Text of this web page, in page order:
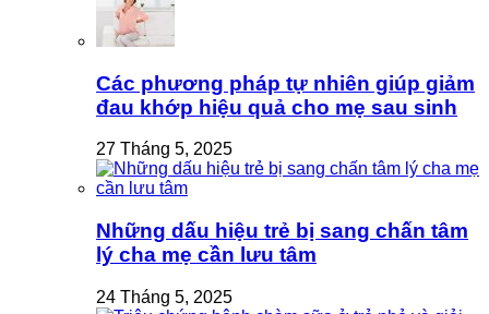
Các phương pháp tự nhiên giúp giảm
đau khớp hiệu quả cho mẹ sau sinh
27 Tháng 5, 2025
Những dấu hiệu trẻ bị sang chấn tâm
lý cha mẹ cần lưu tâm
24 Tháng 5, 2025